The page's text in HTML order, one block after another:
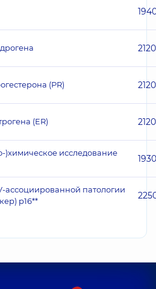
2120
(PR) 2120
(ER) 2120
)химическое исследование
1930
ассоциированной патологии
p16**